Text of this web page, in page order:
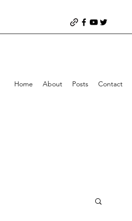
Home About Posts Contact